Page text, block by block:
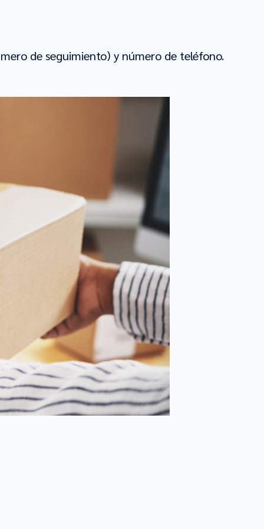
de seguimiento) y número de teléfono.